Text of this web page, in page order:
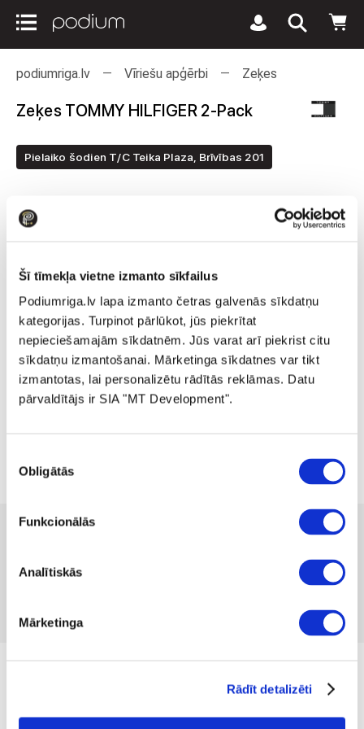
Šī tīmekļa vietne izmanto sīkfailus
Podiumriga.lv lapa izmanto četras galvenās sīkdatņu
kategorijas. Turpinot pārlūkot, jūs piekrītat
nepieciešamajām sīkdatnēm. Jūs varat arī piekrist citu
sīkdatņu izmantošanai. Mārketinga sīkdatnes var tikt
izmantotas, lai personalizētu rādītās reklāmas. Datu
pārvaldītājs ir SIA "MT Development".
izvēle
Obligātās
Funkcionālās
Analītiskās
Mārketinga
Rādīt detalizēti
podiumriga.lv Vīriešu apģērbi Zeķes
Zeķes TOMMY HILFIGER 2-Pack
Pielaiko šodien T/C Teika Plaza, Brīvības 201
13.99
Produkta kods 1201094
Pievienot vēlmju sarakstam
39/42 43/46